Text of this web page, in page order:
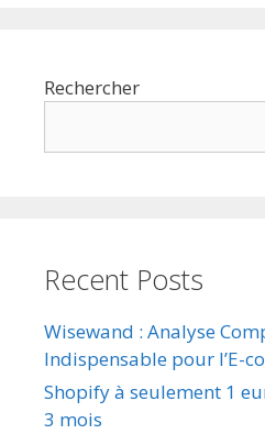
Rechercher
Recent Posts
Wisewand : Analyse
Indispensable pour l’E-
Shopify à seulement 1
3 mois